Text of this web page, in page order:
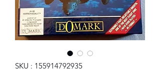
SKU : 155914792935